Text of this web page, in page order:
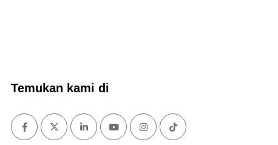
Temukan kami di